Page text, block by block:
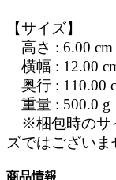
【サイズ】
高さ : 6.00 cm
横幅 : 12.00
奥行 : 110.00
重量 : 500.0 g
※梱包時のサ
ズではございま
商品情報